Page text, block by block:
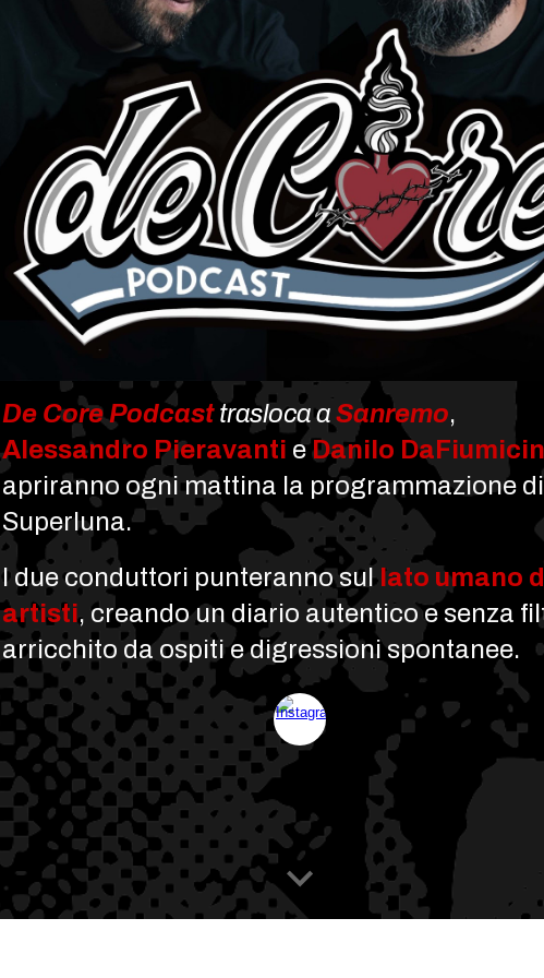
De Core Podcast trasloca a Sanremo,
Alessandro Pieravanti eDanilo
apriranno ogni mattina la programmazione di
Superluna.
I due conduttori punteranno sul lato umano
artisti, creando un diario autentico e senza
arricchito da ospiti e digressioni spontanee.